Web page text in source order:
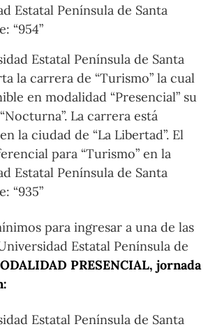
Estatal Península de Santa
“954”
Estatal Península de Santa
la carrera de “Turismo” la cual
en modalidad “Presencial” su
La carrera está
la ciudad de “La Libertad”. El
para “Turismo” en la
Estatal Península de Santa
“935”
para ingresar a una de las
Estatal Península de
PRESENCIAL, jornada
Estatal Península de Santa